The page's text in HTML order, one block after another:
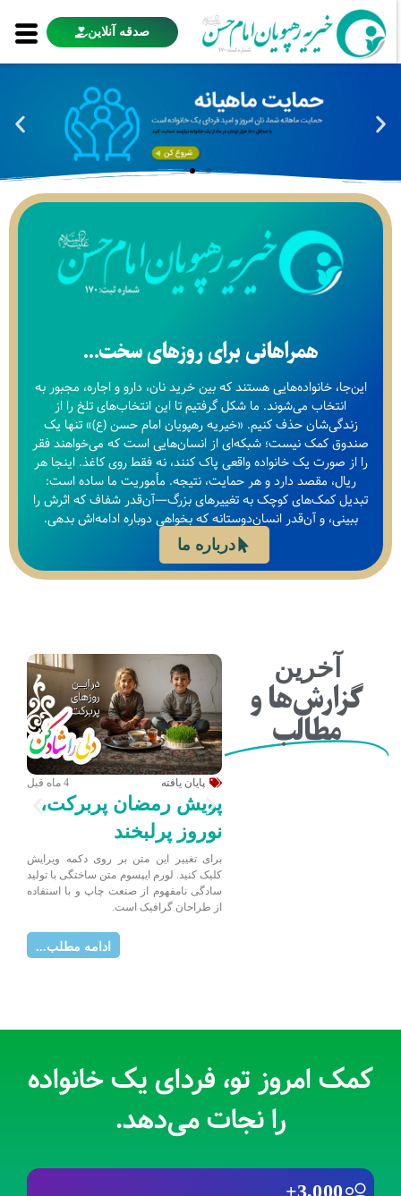
صدقه آنلاین
همراهانی برای روزهای سخت...
این‌جا، خانواده‌هایی هستند که بین خرید نان، دارو و اجاره، مجبور به
انتخاب می‌شوند. ما شکل گرفتیم تا این انتخاب‌های تلخ را از
زندگی‌شان حذف کنیم. «خیریه رهپویان امام حسن (ع)» تنها یک
صندوق کمک نیست؛ شبکه‌ای از انسان‌هایی است که می‌خواهند فقر
را از صورت یک خانواده واقعی پاک کنند، نه فقط روی کاغذ. اینجا هر
ریال، مقصد دارد و هر حمایت، نتیجه. مأموریت ما ساده است:
تبدیل کمک‌های کوچک به تغییرهای بزرگ—آن‌قدر شفاف که اثرش را
ببینی، و آن‌قدر انسان‌دوستانه که بخواهی دوباره ادامه‌اش بدهی.
درباره ما
آخرین
گزارش‌ها و
مطالب
4 ماه قبل پایان یافته
پویش رمضان پر‌برکت،
نوروز پرلبخند
برای تغییر این متن بر روی دکمه ویرایش
کلیک کنید. لورم ایپسوم متن ساختگی با تولید
سادگی نامفهوم از صنعت چاپ و با استفاده
از طراحان گرافیک است.
ادامه مطلب...
کمک امروز تو، فردای یک خانواده
را نجات می‌دهد.
3,000
+